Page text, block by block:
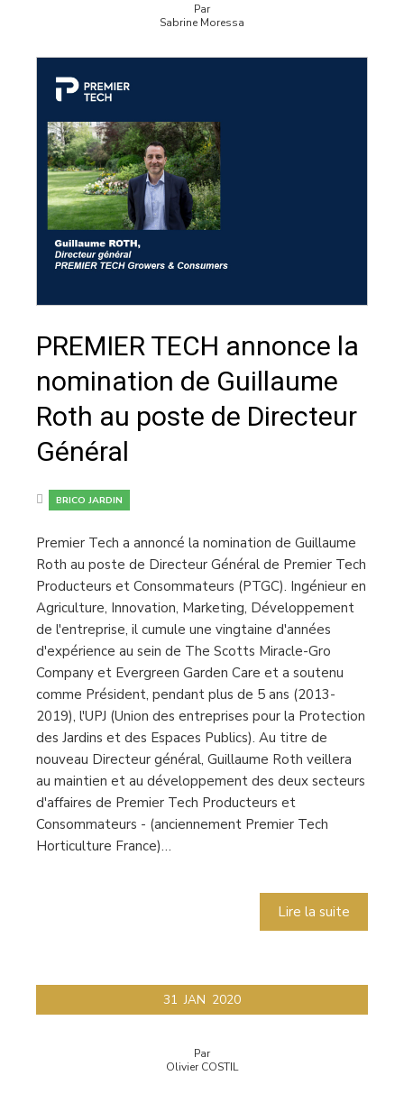
Par
Sabrine Moressa
PREMIER TECH annonce la
nomination de Guillaume
Roth au poste de Directeur
Général
BRICO JARDIN
Premier Tech a annoncé la nomination de Guillaume
Roth au poste de Directeur Général de Premier Tech
Producteurs et Consommateurs (PTGC). Ingénieur en
Agriculture, Innovation, Marketing, Développement
de l'entreprise, il cumule une vingtaine d'années
d'expérience au sein de The Scotts Miracle-Gro
Company et Evergreen Garden Care et a soutenu
comme Président, pendant plus de 5 ans (2013-
2019), l'UPJ (Union des entreprises pour la Protection
des Jardins et des Espaces Publics). Au titre de
nouveau Directeur général, Guillaume Roth veillera
au maintien et au développement des deux secteurs
d'affaires de Premier Tech Producteurs et
Consommateurs - (anciennement Premier Tech
Horticulture France)…
Lire la suite
31 JAN 2020
Par
Olivier COSTIL